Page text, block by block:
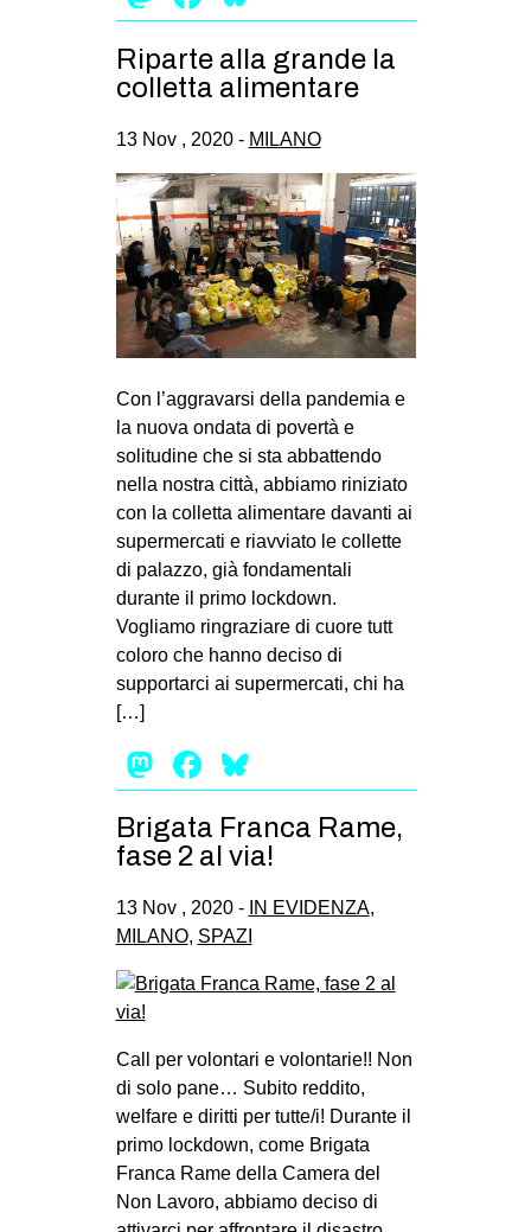
Riparte alla grande la
colletta alimentare
13 Nov , 2020 - MILANO
Con l’aggravarsi della pandemia e
la nuova ondata di povertà e
solitudine che si sta abbattendo
nella nostra città, abbiamo riniziato
con la colletta alimentare davanti ai
supermercati e riavviato le collette
di palazzo, già fondamentali
durante il primo lockdown.
Vogliamo ringraziare di cuore tutt
coloro che hanno deciso di
supportarci ai supermercati, chi ha
[…]
Mastodon
Facebook
Brigata Franca Rame,
fase 2 al via!
13 Nov , 2020 - IN EVIDENZA,
MILANO, SPAZI
Call per volontari e volontarie!! Non
di solo pane… Subito reddito,
welfare e diritti per tutte/i! Durante il
primo lockdown, come Brigata
Franca Rame della Camera del
Non Lavoro, abbiamo deciso di